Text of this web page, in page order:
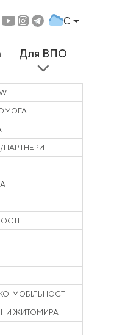
C
Для ВПО
ПАРТНЕРИ
МОБІЛЬНОСТІ
ЖИТОМИРА